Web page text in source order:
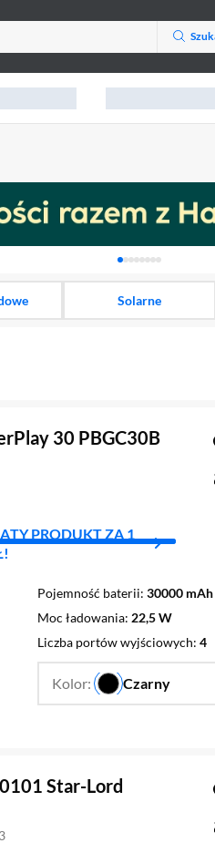
Karuzela z
Solarne
30 PBGC30B
PRODUKT ZA 1
Pojemność baterii 30000 mAh
Moc ładowania 22,5 W
Liczba portów wyjściowych 4
Kolor: Czarny
…
Star-Lord